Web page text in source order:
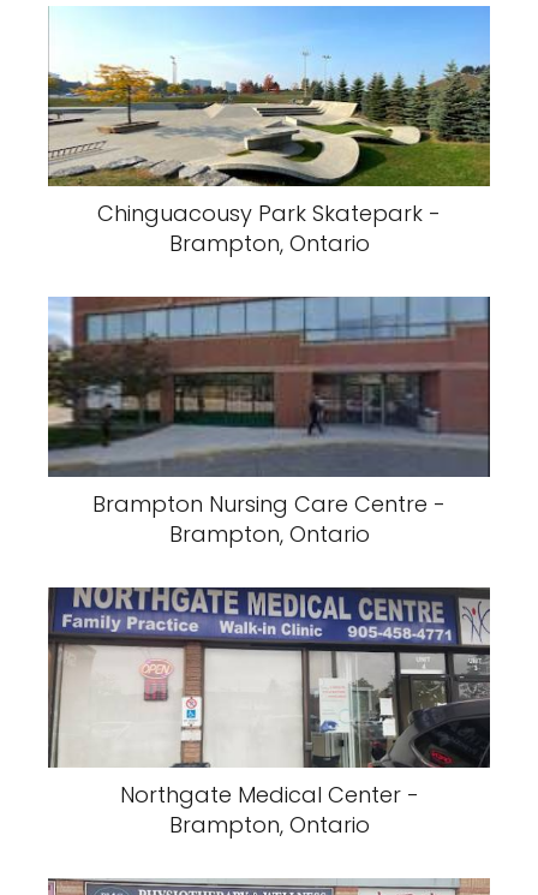
Chinguacousy Park Skatepark -
Brampton, Ontario
Brampton Nursing Care Centre -
Brampton, Ontario
Northgate Medical Center -
Brampton, Ontario